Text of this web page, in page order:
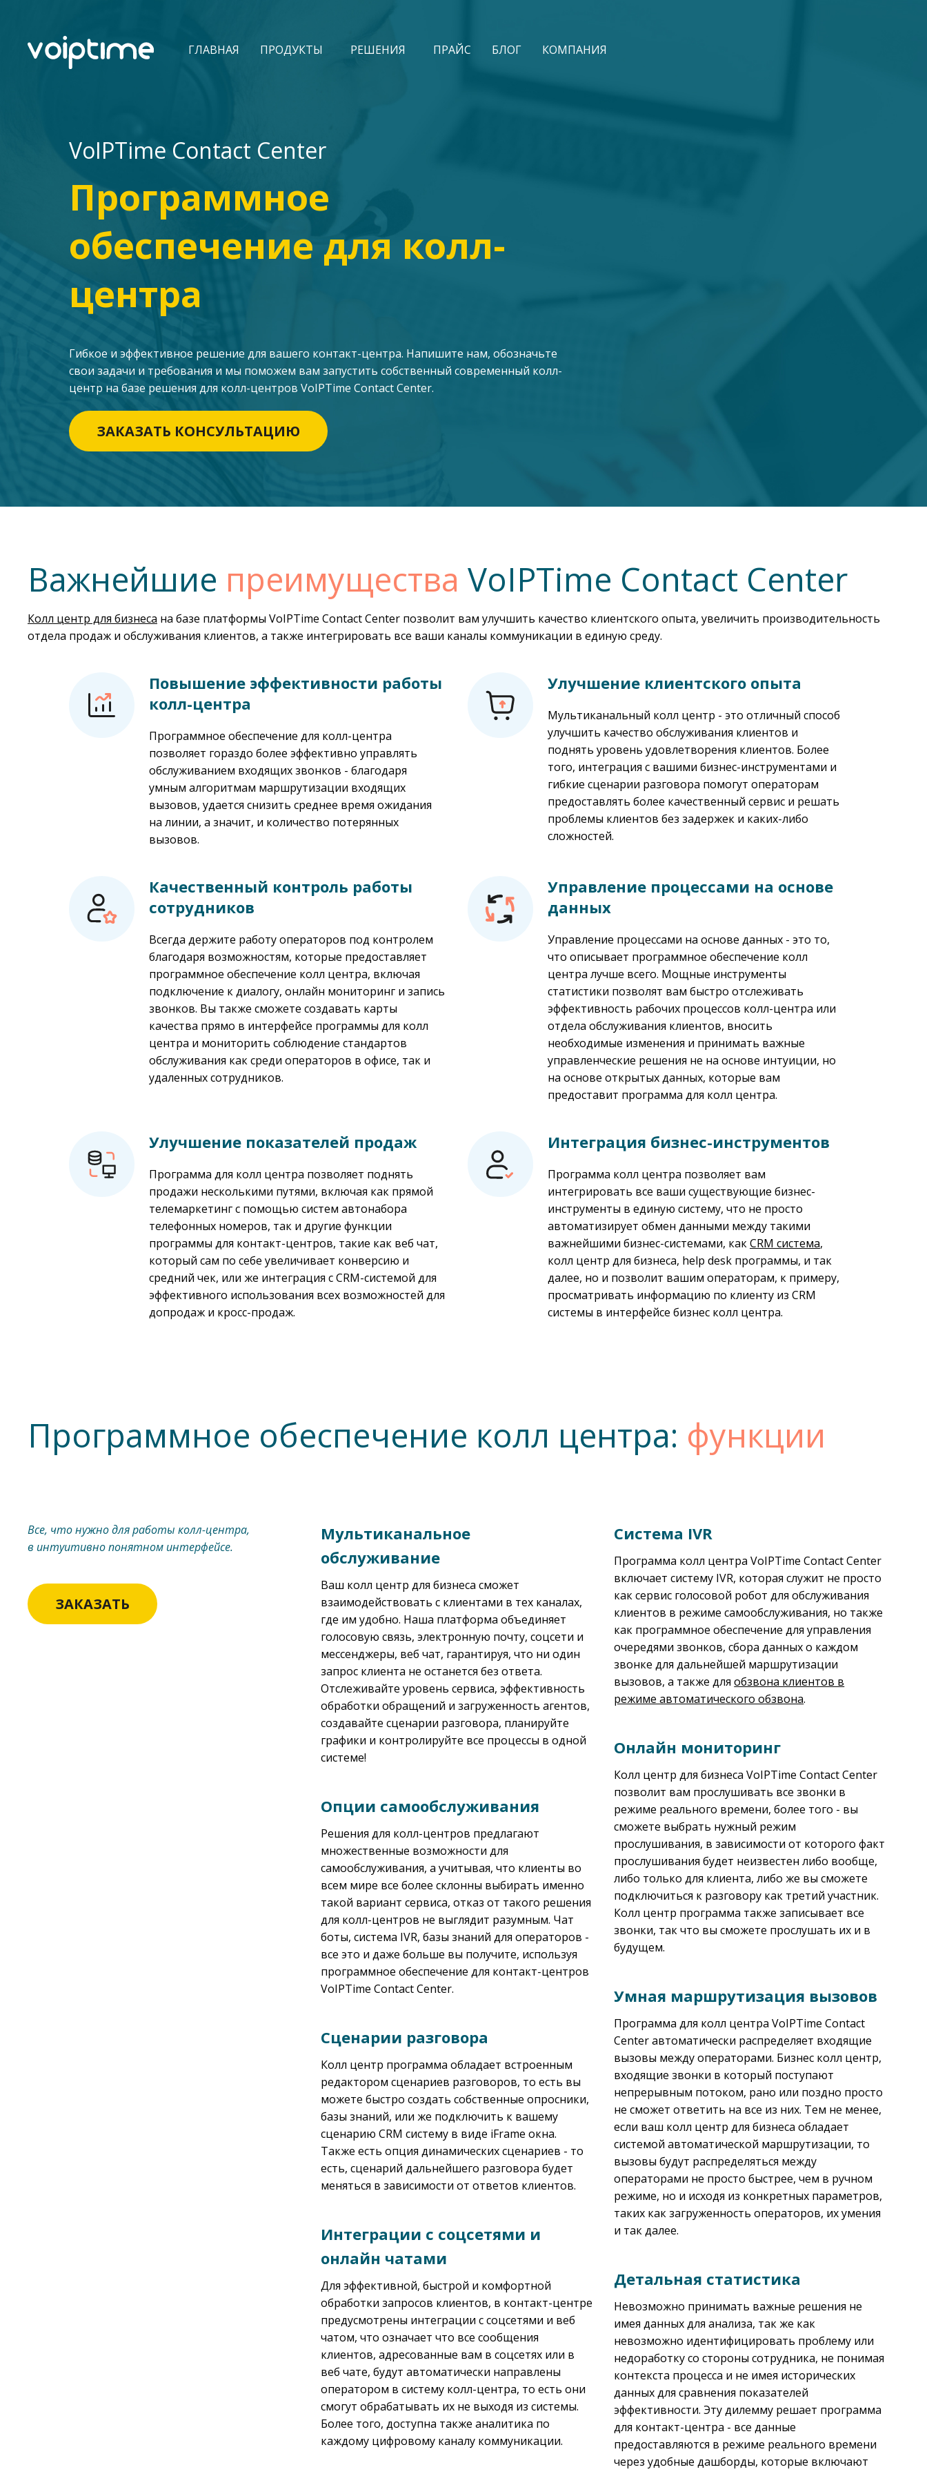
ГЛАВНАЯ ПРОДУКТЫ РЕШЕНИЯ ПРАЙС БЛОГ КОМПАНИЯ
VoIPTime Contact Center
Программное
обеспечение для колл-
центра
Гибкое и эффективное решение для вашего контакт-центра. Напишите нам, обозначьте
свои задачи и требования и мы поможем вам запустить собственный современный колл-
центр на базе решения для колл-центров VoIPTime Contact Center.
ЗАКАЗАТЬ КОНСУЛЬТАЦИЮ
Важнейшие преимущества VoIPTime Contact Center
Колл центр для бизнеса на базе платформы VoIPTime Contact Center позволит вам улучшить качество клиентского опыта, увеличить производительность
отдела продаж и обслуживания клиентов, а также интегрировать все ваши каналы коммуникации в единую среду.
Повышение эффективности работы
колл-центра
Программное обеспечение для колл-центра
позволяет гораздо более эффективно управлять
обслуживанием входящих звонков - благодаря
умным алгоритмам маршрутизации входящих
вызовов, удается снизить среднее время ожидания
на линии, а значит, и количество потерянных
вызовов.
Улучшение клиентского опыта
Мультиканальный колл центр - это отличный способ
улучшить качество обслуживания клиентов и
поднять уровень удовлетворения клиентов. Более
того, интеграция с вашими бизнес-инструментами и
гибкие сценарии разговора помогут операторам
предоставлять более качественный сервис и решать
проблемы клиентов без задержек и каких-либо
сложностей.
Качественный контроль работы
сотрудников
Всегда держите работу операторов под контролем
благодаря возможностям, которые предоставляет
программное обеспечение колл центра, включая
подключение к диалогу, онлайн мониторинг и запись
звонков. Вы также сможете создавать карты
качества прямо в интерфейсе программы для колл
центра и мониторить соблюдение стандартов
обслуживания как среди операторов в офисе, так и
удаленных сотрудников.
Управление процессами на основе
данных
Управление процессами на основе данных - это то,
что описывает программное обеспечение колл
центра лучше всего. Мощные инструменты
статистики позволят вам быстро отслеживать
эффективность рабочих процессов колл-центра или
отдела обслуживания клиентов, вносить
необходимые изменения и принимать важные
управленческие решения не на основе интуиции, но
на основе открытых данных, которые вам
предоставит программа для колл центра.
Улучшение показателей продаж
Программа для колл центра позволяет поднять
продажи несколькими путями, включая как прямой
телемаркетинг с помощью систем автонабора
телефонных номеров, так и другие функции
программы для контакт-центров, такие как веб чат,
который сам по себе увеличивает конверсию и
средний чек, или же интеграция с CRM-системой для
эффективного использования всех возможностей для
допродаж и кросс-продаж.
Интеграция бизнес-инструментов
Программа колл центра позволяет вам
интегрировать все ваши существующие бизнес-
инструменты в единую систему, что не просто
автоматизирует обмен данными между такими
важнейшими бизнес-системами, какCRM система,
колл центр для бизнеса, help desk программы, и так
далее, но и позволит вашим операторам, к примеру,
просматривать информацию по клиенту из CRM
системы в интерфейсе бизнес колл центра.
Программное обеспечение колл центра: функции
Все, что нужно для работы колл-центра,
в интуитивно понятном интерфейсе.
ЗАКАЗАТЬ
Мультиканальное
обслуживание
Ваш колл центр для бизнеса сможет
взаимодействовать с клиентами в тех каналах,
где им удобно. Наша платформа объединяет
голосовую связь, электронную почту, соцсети и
мессенджеры, веб чат, гарантируя, что ни один
запрос клиента не останется без ответа.
Отслеживайте уровень сервиса, эффективность
обработки обращений и загруженность агентов,
создавайте сценарии разговора, планируйте
графики и контролируйте все процессы в одной
системе!
Опции самообслуживания
Решения для колл-центров предлагают
множественные возможности для
самообслуживания, а учитывая, что клиенты во
всем мире все более склонны выбирать именно
такой вариант сервиса, отказ от такого решения
для колл-центров не выглядит разумным. Чат
боты, система IVR, базы знаний для операторов -
все это и даже больше вы получите, используя
программное обеспечение для контакт-центров
VoIPTime Contact Center.
Сценарии разговора
Колл центр программа обладает встроенным
редактором сценариев разговоров, то есть вы
можете быстро создать собственные опросники,
базы знаний, или же подключить к вашему
сценарию CRM систему в виде iFrame окна.
Также есть опция динамических сценариев - то
есть, сценарий дальнейшего разговора будет
меняться в зависимости от ответов клиентов.
Интеграции с соцсетями и
онлайн чатами
Для эффективной, быстрой и комфортной
обработки запросов клиентов, в контакт-центре
предусмотрены интеграции с соцсетями и веб
чатом, что означает что все сообщения
клиентов, адресованные вам в соцсетях или в
веб чате, будут автоматически направлены
оператором в систему колл-центра, то есть они
смогут обрабатывать их не выходя из системы.
Более того, доступна также аналитика по
каждому цифровому каналу коммуникации.
Система IVR
Программа колл центра VoIPTime Contact Center
включает систему IVR, которая служит не просто
как сервис голосовой робот для обслуживания
клиентов в режиме самообслуживания, но также
как программное обеспечение для управления
очередями звонков, сбора данных о каждом
звонке для дальнейшей маршрутизации
вызовов, а также дляобзвона клиентов в
режиме автоматического обзвона.
Онлайн мониторинг
Колл центр для бизнеса VoIPTime Contact Center
позволит вам прослушивать все звонки в
режиме реального времени, более того - вы
сможете выбрать нужный режим
прослушивания, в зависимости от которого факт
прослушивания будет неизвестен либо вообще,
либо только для клиента, либо же вы сможете
подключиться к разговору как третий участник.
Колл центр программа также записывает все
звонки, так что вы сможете прослушать их и в
будущем.
Умная маршрутизация вызовов
Программа для колл центра VoIPTime Contact
Center автоматически распределяет входящие
вызовы между операторами. Бизнес колл центр,
входящие звонки в который поступают
непрерывным потоком, рано или поздно просто
не сможет ответить на все из них. Тем не менее,
если ваш колл центр для бизнеса обладает
системой автоматической маршрутизации, то
вызовы будут распределяться между
операторами не просто быстрее, чем в ручном
режиме, но и исходя из конкретных параметров,
таких как загруженность операторов, их умения
и так далее.
Детальная статистика
Невозможно принимать важные решения не
имея данных для анализа, так же как
невозможно идентифицировать проблему или
недоработку со стороны сотрудника, не понимая
контекста процесса и не имея исторических
данных для сравнения показателей
эффективности. Эту дилемму решает программа
для контакт-центра - все данные
предоставляются в режиме реального времени
через удобные дашборды, которые включают